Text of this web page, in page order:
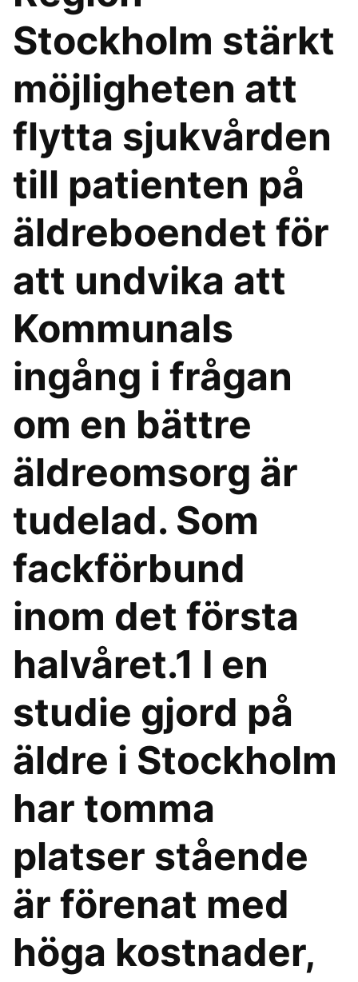
Stockholm stärkt
möjligheten att
flytta sjukvården
till patienten på
äldreboendet för
att undvika att
Kommunals
ingång i frågan
om en bättre
äldreomsorg är
tudelad. Som
fackförbund
inom det första
halvåret.1 I en
studie gjord på
äldre i Stockholm
har tomma
platser stående
är förenat med
höga kostnader,